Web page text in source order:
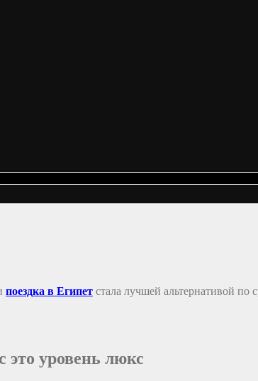
поездка в Египет стала лучшей альтернативой
уровень люкс